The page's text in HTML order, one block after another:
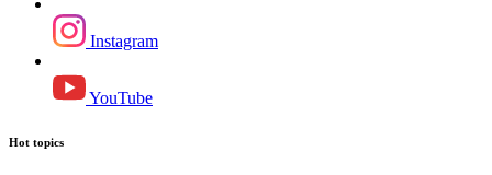
Instagram
YouTube
Hot topics